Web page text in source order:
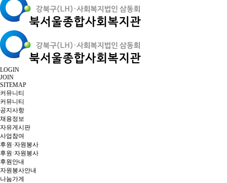
LOGIN
JOIN
SITEMAP
커뮤니티
커뮤니티
공지사항
채용정보
자유게시판
사업참여
후원·자원봉사
후원·자원봉사
후원안내
자원봉사안내
나눔가게